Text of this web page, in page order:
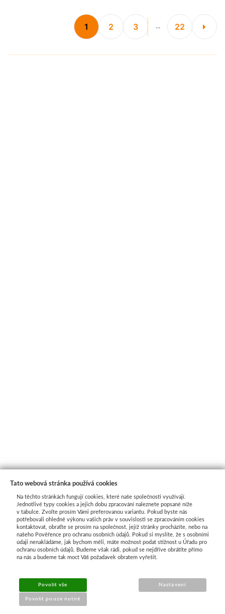
1 2 3 ... 22
Průvodce nákupem
➔ Jak nakupovat
Tato webová stránka používá cookies
Na těchto stránkách fungují cookies, které naše společnosti využívají.
Jednotlivé typy cookies a jejich dobu zpracování naleznete popsané níže
v tabulce. Zvolte prosím Vámi preferovanou variantu. Pokud byste nás
potřebovali ohledně výkonu vašich práv v souvislosti se zpracováním cookies
kontaktovat, obraťte se prosím na společnost, jejíž stránky procházíte, nebo na
našeho Pověřence pro ochranu osobních údajů. Pokud si myslíte, že s osobními
údaji nenakládáme, jak bychom měli, máte možnost podat stížnost u Úřadu pro
ochranu osobních údajů. Budeme však rádi, pokud se nejdříve obrátíte přímo
na nás a budeme tak moct Váš požadavek obratem vyřešit.
Povolit vše
Povolit pouze nutné
Nastavení